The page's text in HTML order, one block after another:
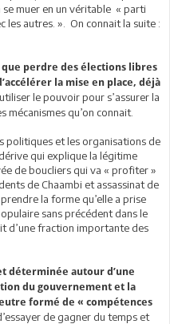
se muer en un véritable « parti
les autres. ». On connait la suite :
perdre des élections libres
la mise en place, déjà
utiliser le pouvoir pour s’assurer la
qu’on connait.
politiques et les organisations de
qui explique la légitime
de boucliers qui va « profiter »
de Chaambi et assassinat de
la forme qu’elle a prise
sans précédent dans le
d’une fraction importante des
déterminée autour d’une
du gouvernement et la
formé de « compétences
de gagner du temps et